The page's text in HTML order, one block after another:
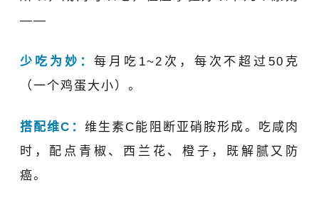
——
少吃为妙：每月吃 1~2 次，每次不超过 50 克
（一个鸡蛋大小）。
搭配维C ： 维生素C能阻断亚硝胺形成。吃咸肉
时，配点青椒、西兰花、橙子，既解腻又防
癌。